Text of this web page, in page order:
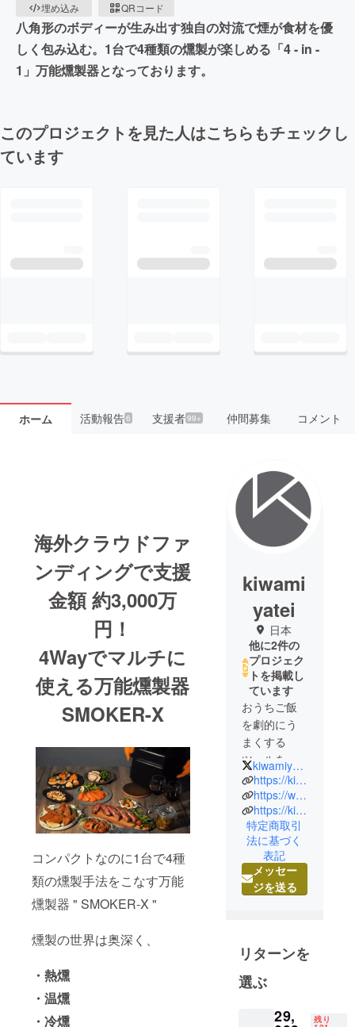
埋め込み
QRコード
八角形のボディーが生み出す独自の対流で煙が食材を優
しく包み込む。1台で4種類の燻製が楽しめる「4 - in -
1」万能燻製器となっております。
このプロジェクトを見た人はこちらもチェックし
ています
ホーム 活動報告6 支援者99+ 仲間募集 コメント
海外クラウドファ
ンディングで支援
金額 約3,000万
円！
4Wayでマルチに
使える万能燻製器
SMOKER-X
コンパクトなのに1台で4種
類の燻製手法をこなす万能
燻製器 " SMOKER-X "
燻製の世界は奥深く、
・熱燻
・温燻
・冷燻
kiwami
yatei
日本
他に2件の
プロジェク
トを掲載し
ています
おうちご飯
を劇的にう
まくする
ツールを販
売し、日本
の食卓、世
界の食卓の
Quality of
dishesのレベ
ルをあげ、
心も体も
「美味しい
る手伝いを
ミッション
ります。
kiwamiyatei
https://kiwamiyatei.com
https://www.facebook.com/kiwamiyatei
https://kiwamiyatei.ecai.jp/optin/1?ecaiad=4fgNnbiA
特定商取引
法に基づく
表記
メッセー
ジを送る
リターンを
選ぶ
29,
残り